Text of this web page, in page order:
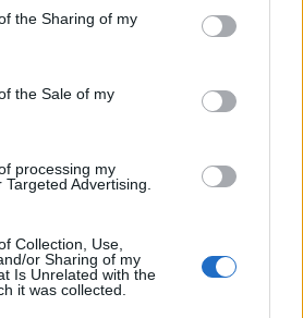
the Sharing of my
the Sale of my
processing my
Advertising.
Collection, Use,
or Sharing of my
Is Unrelated with the
it was collected.
OFFERTE AMAZON